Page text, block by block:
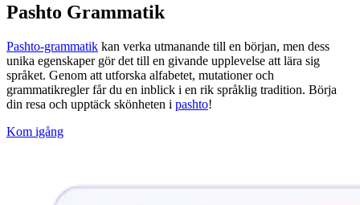
Pashto Grammatik
Pashto-grammatik kan verka utmanande till en början, men dess
unika egenskaper gör det till en givande upplevelse att lära sig
språket. Genom att utforska alfabetet, mutationer och
grammatikregler får du en inblick i en rik språklig tradition. Börja
din resa och upptäck skönheten i pashto!
Kom igång